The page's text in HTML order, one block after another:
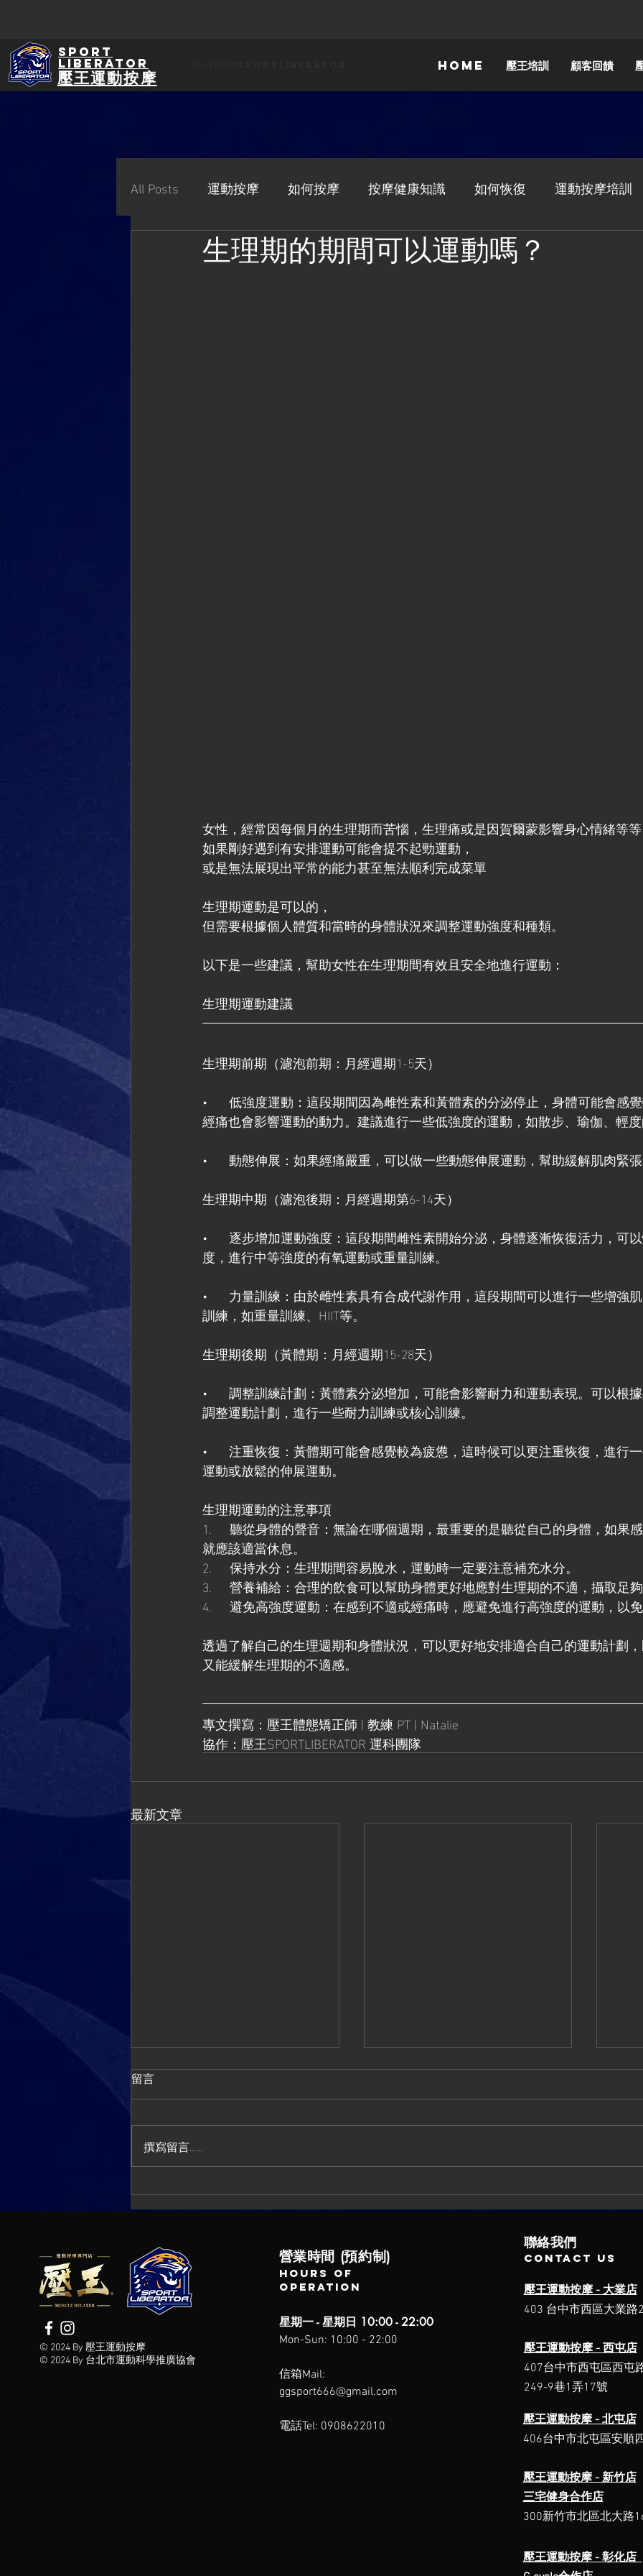
壓王運動按摩
Sport
Liberator HOME 壓王培訓 顧客回饋
All Posts 運動按摩 如何按摩 按摩健康知識 如何恢復 運動按摩培訓
生理期的期間可以運動嗎？
女性，經常因每個月的生理期而苦惱，生理痛或是因賀爾蒙影響身心情緒等
如果剛好遇到有安排運動可能會提不起勁運動，
或是無法展現出平常的能力甚至無法順利完成菜單
生理期運動是可以的，
但需要根據個人體質和當時的身體狀況來調整運動強度和種類。
以下是一些建議，幫助女性在生理期間有效且安全地進行運動：
生理期運動建議
生理期前期（濾泡前期：月經週期1-5天）
•      低強度運動：這段期間因為雌性素和黃體素的分泌停止，身體可能會感
經痛也會影響運動的動力。建議進行一些低強度的運動，如散步、瑜伽、輕
•      動態伸展：如果經痛嚴重，可以做一些動態伸展運動，幫助緩解肌肉緊
生理期中期（濾泡後期：月經週期第6-14天）
•      逐步增加運動強度：這段期間雌性素開始分泌，身體逐漸恢復活力，可
度，進行中等強度的有氧運動或重量訓練。
•      力量訓練：由於雌性素具有合成代謝作用，這段期間可以進行一些增強
訓練，如重量訓練、HIIT等。
生理期後期（黃體期：月經週期15-28天）
•      調整訓練計劃：黃體素分泌增加，可能會影響耐力和運動表現。可以根
調整運動計劃，進行一些耐力訓練或核心訓練。
•      注重恢復：黃體期可能會感覺較為疲憊，這時候可以更注重恢復，進行
運動或放鬆的伸展運動。
生理期運動的注意事項
1.     聽從身體的聲音：無論在哪個週期，最重要的是聽從自己的身體，如果
就應該適當休息。
2.     保持水分：生理期間容易脫水，運動時一定要注意補充水分。
3.     營養補給：合理的飲食可以幫助身體更好地應對生理期的不適，攝取足
4.     避免高強度運動：在感到不適或經痛時，應避免進行高強度的運動，以
透過了解自己的生理週期和身體狀況，可以更好地安排適合自己的運動計劃
又能緩解生理期的不適感。
專文撰寫：壓王體態矯正師 | 教練 PT | Natalie
協作：壓王SPORTLIBERATOR 運科團隊
最新文章
真正讓你失去自由的，不是年
紀，而是「肌力流失」！
每天吞保健品？你可能不是缺
乏維生素D，只是缺日照！專
充法
運
消
留言
撰寫留言......
© 2024 By 壓王運動按摩
© 2024 By 台北市運動科學推廣協會
營業時間 (預約制)
Hou rs of
operation
星期一 - 星期日 10:00 - 22:00
Mon-Sun: 10:00 - 22:00
信箱Mail:
ggsport666@gmail.com
電話Tel: 0908622010
聯絡我們
contact us
壓王運動按摩 - 大業店
403 台中市西區大業路
壓王運動按摩 - 西屯店
407台中市西屯區西屯
249-9巷1弄17號
壓王運動按摩 - 北屯店
406台中市北屯區安順
壓王運動按摩 - 新竹店
三宅健身合作店
300新竹市北區北大路
壓王運動按摩 - 彰化店